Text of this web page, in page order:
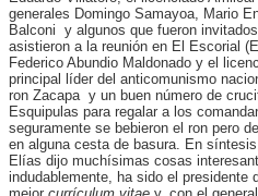
generales Domingo Samayoa, Mario
Balconi y algunos que fueron
asistieron a la reunión en El Escorial
Federico Abundio Maldonado y el
principal líder del anticomunismo
ron Zacapa y un buen número de
Esquipulas para regalar a los
seguramente se bebieron el ron pero
en alguna cesta de basura. En
Elías dijo muchísimas cosas
indudablemente, ha sido el presidente